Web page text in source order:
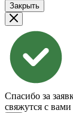
Закрыть
Спасибо за
свяжутся с вами